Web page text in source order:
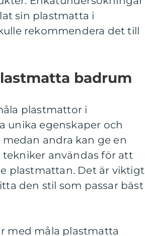
sin plastmatta i
rekommendera det till
badrum
plastmattor i
unika egenskaper och
andra kan ge en
tekniker användas för att
plastmattan. Det är viktigt
den stil som passar bäst
med måla plastmatta